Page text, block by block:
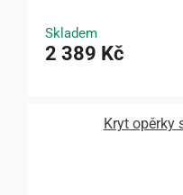
Skladem
2 389 Kč
Kryt opěrky